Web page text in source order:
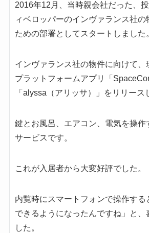
2016年12月、当時親会社だった、
ィベロッパーのインヴァランス社の
ための部署としてスタートしました
インヴァランス社の物件に向けて、
プラットフォームアプリ「
「alyssa（アリッサ）」をリリース
鍵とお風呂、エアコン、電気を操作
サービスです。
これが入居者から大変好評でした。
内覧時にスマートフォンで操作する
できるようになったんですね」と、
した。